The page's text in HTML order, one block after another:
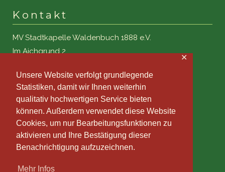
Unsere Website verfolgt grundlegende
Statistiken, damit wir Ihnen weiterhin
qualitativ hochwertigen Service bieten
können. Außerdem verwendet diese Website
Cookies, um nur Bearbeitungsfunktionen zu
aktivieren und Ihre Bestätigung dieser
Benachrichtigung aufzuzeichnen.
Mehr Infos
✕
Kontakt
MV Stadtkapelle Waldenbuch 1888 e.V.
Im Aichgrund 2
Kontaktformular
Downloadbereich